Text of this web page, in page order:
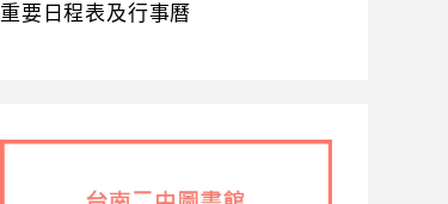
重要日程表及行事曆